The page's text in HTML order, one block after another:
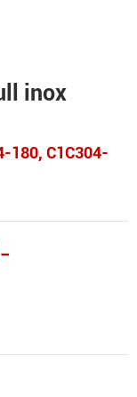
inox
180, C1C304-